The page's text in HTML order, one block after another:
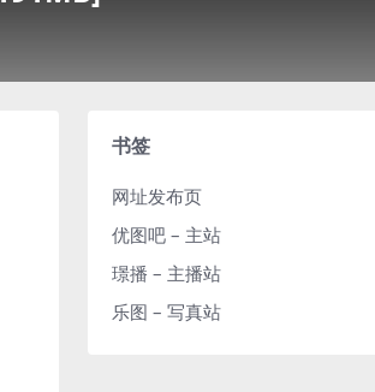
书签
网址发布页
优图吧 – 主站
璟播 – 主播站
乐图 – 写真站